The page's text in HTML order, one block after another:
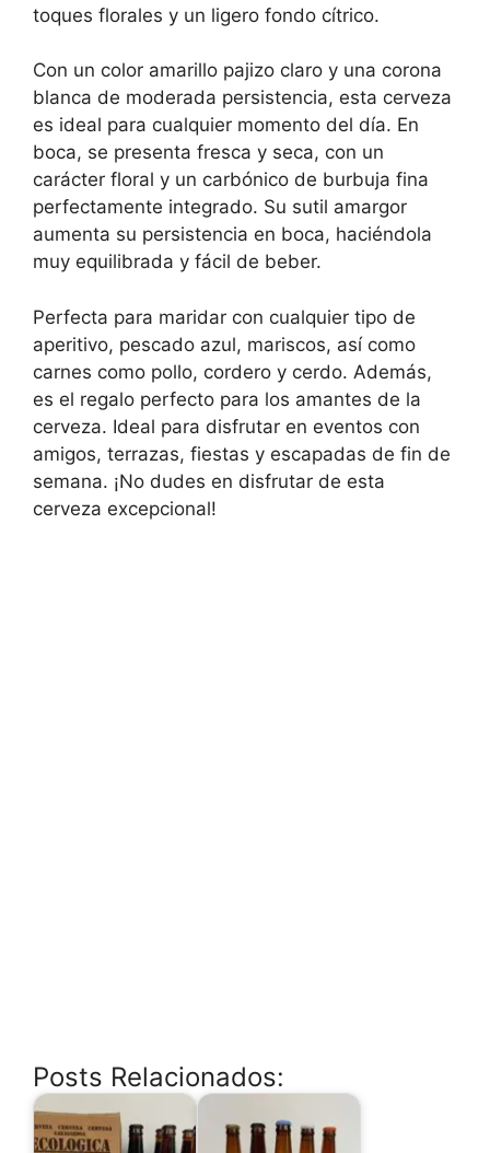
toques florales y un ligero fondo cítrico.
Con un color amarillo pajizo claro y una corona
blanca de moderada persistencia, esta cerveza
es ideal para cualquier momento del día. En
boca, se presenta fresca y seca, con un
carácter floral y un carbónico de burbuja fina
perfectamente integrado. Su sutil amargor
aumenta su persistencia en boca, haciéndola
muy equilibrada y fácil de beber.
Perfecta para maridar con cualquier tipo de
aperitivo, pescado azul, mariscos, así como
carnes como pollo, cordero y cerdo. Además,
es el regalo perfecto para los amantes de la
cerveza. Ideal para disfrutar en eventos con
amigos, terrazas, fiestas y escapadas de fin de
semana. ¡No dudes en disfrutar de esta
cerveza excepcional!
Posts Relacionados: